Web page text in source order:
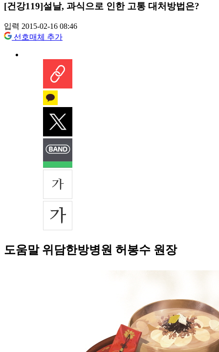
[건강119]설날, 과식으로 인한 고통 대처방법은?
입력 2015-02-16 08:46
선호매체 추가
도움말 위담한방병원 허봉수 원장